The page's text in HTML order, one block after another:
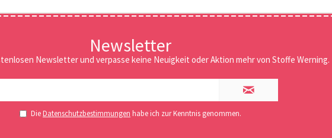
Newsletter
Newsletter und verpasse keine Neuigkeit oder Aktion mehr von Stoffe Werning.
DieDatenschutzbestimmungen habe ich zur Kenntnis genommen.